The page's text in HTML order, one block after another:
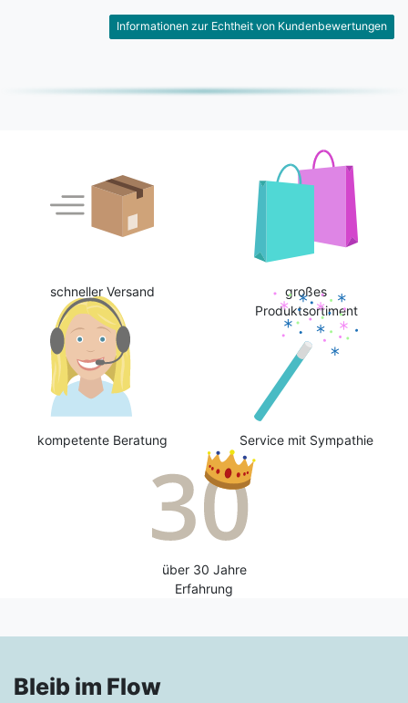
Informationen zur Echtheit von Kundenbewertungen
schneller Versand
großes
Produktsortiment
kompetente Beratung Service mit Sympathie
über 30 Jahre
Erfahrung
Bleib im Flow